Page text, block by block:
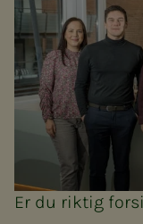
Er du riktig